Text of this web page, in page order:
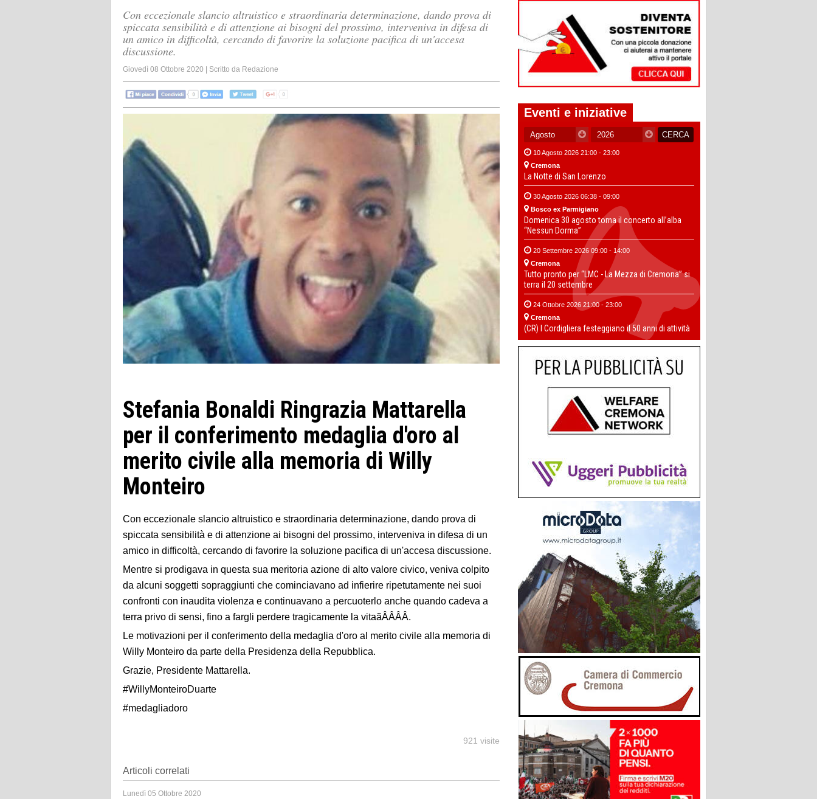
Con eccezionale slancio altruistico e straordinaria determinazione, dando prova di
spiccata sensibilità e di attenzione ai bisogni del prossimo, interveniva in difesa di
un amico in difficoltà, cercando di favorire la soluzione pacifica di un'accesa
discussione.
Giovedì 08 Ottobre 2020 | Scritto da Redazione
Stefania Bonaldi Ringrazia Mattarella
per il conferimento medaglia d'oro al
merito civile alla memoria di Willy
Monteiro
Con eccezionale slancio altruistico e straordinaria determinazione, dando prova di
spiccata sensibilità e di attenzione ai bisogni del prossimo, interveniva in difesa di un
amico in difficoltà, cercando di favorire la soluzione pacifica di un'accesa discussione.
Mentre si prodigava in questa sua meritoria azione di alto valore civico, veniva colpito
da alcuni soggetti sopraggiunti che cominciavano ad infierire ripetutamente nei suoi
confronti con inaudita violenza e continuavano a percuoterlo anche quando cadeva a
terra privo di sensi, fino a fargli perdere tragicamente la vitaãÂÂÂÂ.
Le motivazioni per il conferimento della medaglia d'oro al merito civile alla memoria di
Willy Monteiro da parte della Presidenza della Repubblica.
Grazie, Presidente Mattarella.
#WillyMonteiroDuarte
#medagliadoro
921 visite
Articoli correlati
Lunedì 05 Ottobre 2020
Eventi e iniziative
10 Agosto 2026 21:00 - 23:00
Cremona
La Notte di San Lorenzo
30 Agosto 2026 06:38 - 09:00
Bosco ex Parmigiano
Domenica 30 agosto torna il concerto all’alba
“Nessun Dorma”
20 Settembre 2026 09:00 - 14:00
Cremona
Tutto pronto per “LMC - La Mezza di Cremona” si
terra il 20 settembre
24 Ottobre 2026 21:00 - 23:00
Cremona
(CR) I Cordigliera festeggiano il 50 anni di attività